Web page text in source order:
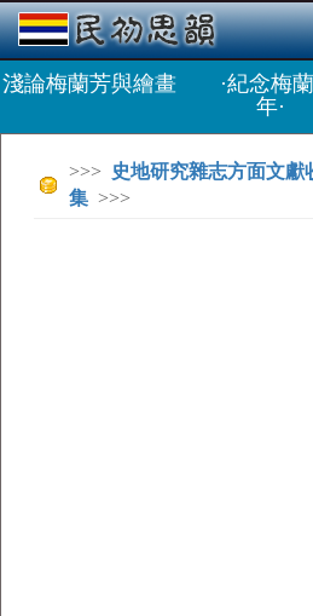
淺論梅蘭芳與繪畫 ·紀念梅蘭
年·
>>>
史地研究雜志方面文獻
集 >>>